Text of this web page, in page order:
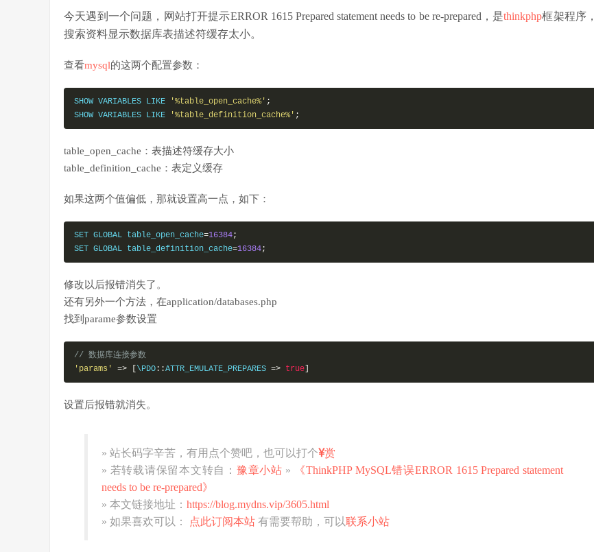
今天遇到一个问题，网站打开提示ERROR 1615 Prepared statement needs to be re-prepared，是thinkphp框架程序，
搜索资料显示数据库表描述符缓存太小。
查看mysql的这两个配置参数：
SHOW VARIABLES LIKE '%table_open_cache%' ;
SHOW VARIABLES LIKE
'%table_definition_cache%' ;
table_open_cache：表描述符缓存大小
table_definition_cache：表定义缓存
如果这两个值偏低，那就设置高一点，如下：
SET GLOBAL table_open_cache=16384;
SET GLOBAL table_definition_cache=16384;
修改以后报错消失了。
还有另外一个方法，在application/databases.php
找到parame参数设置
// 数据库连接参数
'params'
=> \PDO ::ATTR_EMULATE_PREPARES => true
设置后报错就消失。
» 站长码字辛苦，有用点个赞吧，也可以打个 赏
» 若转载请保留本文转自： 豫章小站 »
《ThinkPHP MySQL错误ERROR 1615 Prepared statement
needs to be re-prepared》
» 本文链接地址： https://blog.mydns.vip/3605.html
» 如果喜欢可以：
点此订阅本站 有需要帮助，可以联系小站